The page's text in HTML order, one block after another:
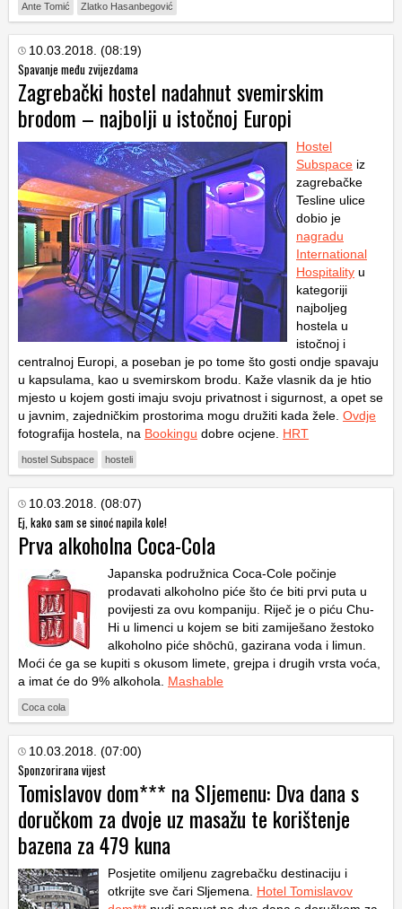
Ante Tomić Zlatko Hasanbegović
10.03.2018. (08:19)
Spavanje među zvijezdama
Zagrebački hostel nadahnut svemirskim
brodom – najbolji u istočnoj Europi
Hostel
Subspace iz
zagrebačke
Tesline ulice
dobio je
nagradu
International
Hospitality u
kategoriji
najboljeg
hostela u
istočnoj i
centralnoj Europi, a poseban je po tome što gosti ondje spavaju
u kapsulama, kao u svemirskom brodu. Kaže vlasnik da je htio
mjesto u kojem gosti imaju svoju privatnost i sigurnost, a opet se
u javnim, zajedničkim prostorima mogu družiti kada žele. Ovdje
fotografija hostela, na Bookingu dobre ocjene. HRT
hostel Subspace hosteli
10.03.2018. (08:07)
Ej, kako sam se sinoć napila kole!
Prva alkoholna Coca-Cola
Japanska podružnica Coca-Cole počinje
prodavati alkoholno piće što će biti prvi puta u
povijesti za ovu kompaniju. Riječ je o piću Chu-
Hi u limenci u kojem se biti zamiješano žestoko
alkoholno piće shōchū, gazirana voda i limun.
Moći će ga se kupiti s okusom limete, grejpa i drugih vrsta voća,
a imat će do 9% alkohola. Mashable
Coca cola
10.03.2018. (07:00)
Sponzorirana vijest
Tomislavov dom*** na Sljemenu: Dva dana s
doručkom za dvoje uz masažu te korištenje
bazena za 479 kuna
Posjetite omiljenu zagrebačku destinaciju i
otkrijte sve čari Sljemena. Hotel Tomislavov